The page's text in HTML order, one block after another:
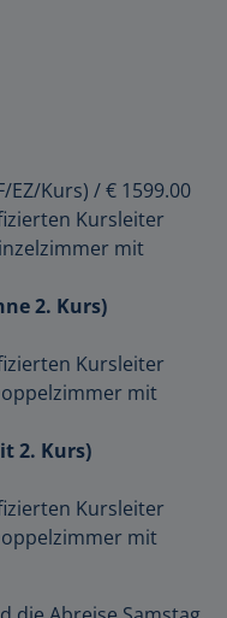
EZ/Kurs) /€ 1599.00
Kursleiter
mit
2. Kurs)
Kursleiter
mit
2. Kurs)
Kursleiter
mit